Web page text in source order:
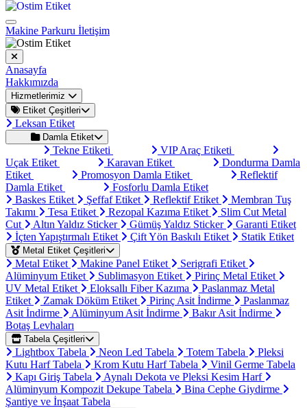
Makine Parkuru İletişim
Anasayfa
Hakkımızda
Hizmetlerimiz
Etiket Çeşitleri
Leksan Etiket
Damla Etiket
Tekne Etiketi
VIP Araç Etiketi
Uçak Etiket
Karavan Etiket
Dondurma Damla
Etiket
Promosyon Damla Etiket
Reflektif
Damla Etiket
Fosforlu Damla Etiket
Baskes Etiket
Şeffaf Etiket Reflektif Etiket
Membran Tuş
Takımı
Tesa Etiket Rezopal Kazıma Etiket
Slim Cut Metal
Cut
Altın Yaldız Sticker Gümüş Yaldız Sticker
Garanti Etiket
İçten Yapıştırmalı Etiket
Çift Yön Baskılı Etiket Statik Etiket
Metal Etiket Çeşitleri
Metal Etiket Makine Panel Etiket
Serigrafi Etiket
Alüminyum Etiket
Sublimasyon Etiket
Pirinç Metal Etiket
UV Metal Etiket
Eloksallı Fiber Kazıma
Paslanmaz Metal
Etiket
Zamak Döküm Etiket Pirinç Asit İndirme
Paslanmaz
Asit İndirme
Alüminyum Asit İndirme
Bakır Asit İndirme
Botaş Levhaları
Tabela Çeşitleri
Lightbox Tabela Neon Led Tabela Totem Tabela
Pleksi
Kutu Harf Tabela
Krom Kutu Harf Tabela
Vinil Germe Tabela
Kapı Giriş Tabela
Aynalı Dekota ve Pleksi Kesim Harf
Alüminyum Kompozit Dekupe Tabela
Bina Cephe Giydirme
Şantiye ve İnşaat Tabela